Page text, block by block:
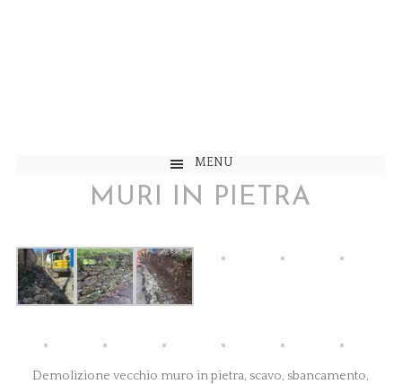
MENU
MURI IN PIETRA
Demolizione vecchio muro in pietra, scavo, sbancamento,